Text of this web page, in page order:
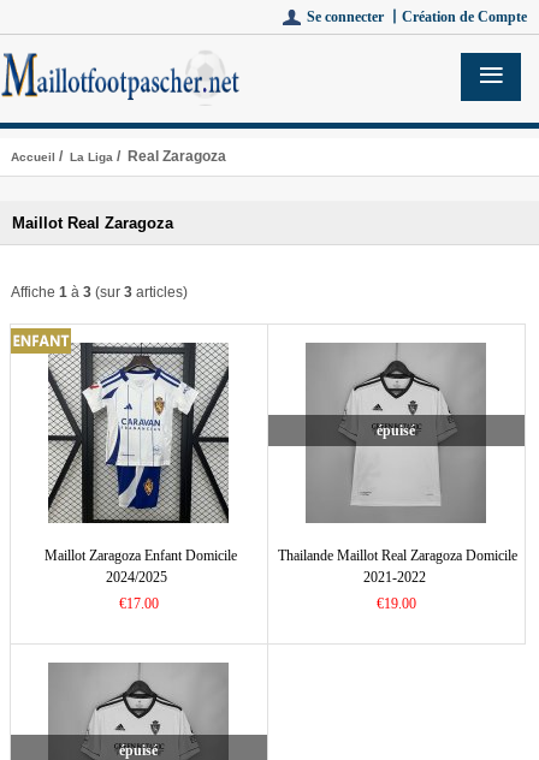
Se connecter 丨 Création de Compte
Accueil / La Liga/ Real Zaragoza
Maillot Real Zaragoza
Affiche 1à 3(sur 3articles)
Maillot Zaragoza Enfant Domicile
2024/2025
€17.00
épuisé
Thailande Maillot Real Zaragoza Domicile
2021-2022
€19.00
épuisé